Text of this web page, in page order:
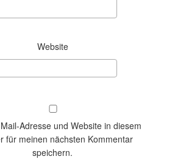
Website
Adresse und Website in diesem
für meinen nächsten Kommentar
speichern.